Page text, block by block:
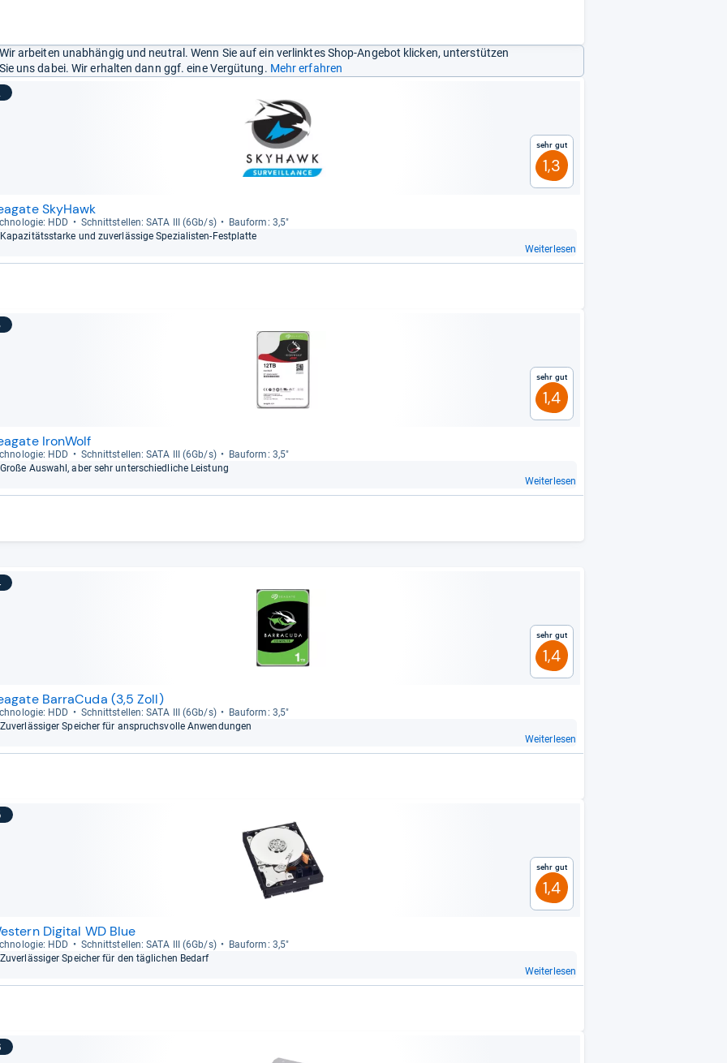
arbeiten unabhängig und neutral. Wenn Sie auf ein verlinktes Shop-Angebot klicken, unterstützen
uns dabei. Wir erhalten dann ggf. eine Vergütung. Mehr erfahren
Sehr gut
1,3
SkyHawk
HDD Schnitt­stel­len: SATA III (6Gb/s)
Bau­form: 3,5"
Kapa­zi­täts­starke und zuver­läs­sige Spe­zia­lis­ten-​Fest­platte
Weiterlesen
Sehr gut
1,4
IronWolf
HDD Schnitt­stel­len: SATA III (6Gb/s)
Bau­form: 3,5"
Große Aus­wahl, aber sehr unter­schied­li­che Leis­tung
Weiterlesen
Sehr gut
1,4
BarraCuda (3,5 Zoll)
HDD Schnitt­stel­len: SATA III (6Gb/s)
Bau­form: 3,5"
Zuver­läs­si­ger Spei­cher für anspruchs­volle Anwen­dun­gen
Weiterlesen
Sehr gut
1,4
Digital WD Blue
HDD Schnitt­stel­len: SATA III (6Gb/s)
Bau­form: 3,5"
Zuver­läs­si­ger Spei­cher für den täg­li­chen Bedarf
Weiterlesen